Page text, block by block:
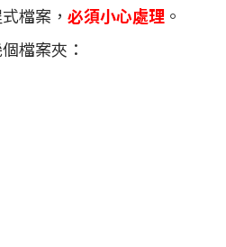
檔案， 必須小心處理 。
檔案夾：